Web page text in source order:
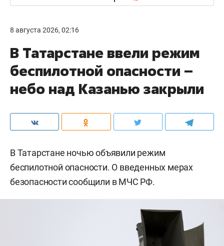
8 августа 2026, 02:16
В Татарстане ввели режим
беспилотной опасности –
небо над Казанью закрыли
В Татарстане ночью объявили режим
беспилотной опасности. О введенных мерах
безопасности сообщили в МЧС РФ.